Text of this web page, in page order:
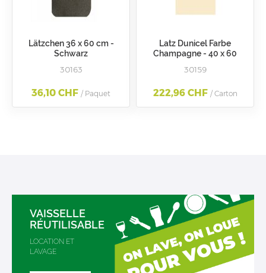
Lätzchen 36 x 60 cm -
Schwarz
30163
36,10 CHF / Paquet
Latz Dunicel Farbe
Champagne - 40 x 60
30159
222,96 CHF / Carton
VAISSELLE
RÉUTILISABLE
LOCATION ET
LAVAGE